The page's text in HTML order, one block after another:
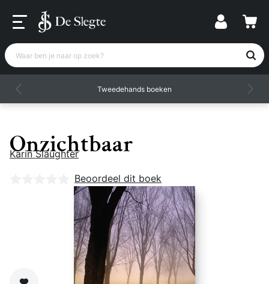
Waar ben je naar op zoek?
Tweedehands boeken
Onzichtbaar
Karin Slaughter
Nog geen beoordelingen
Beoordeel dit boek
Zet op verlanglijst